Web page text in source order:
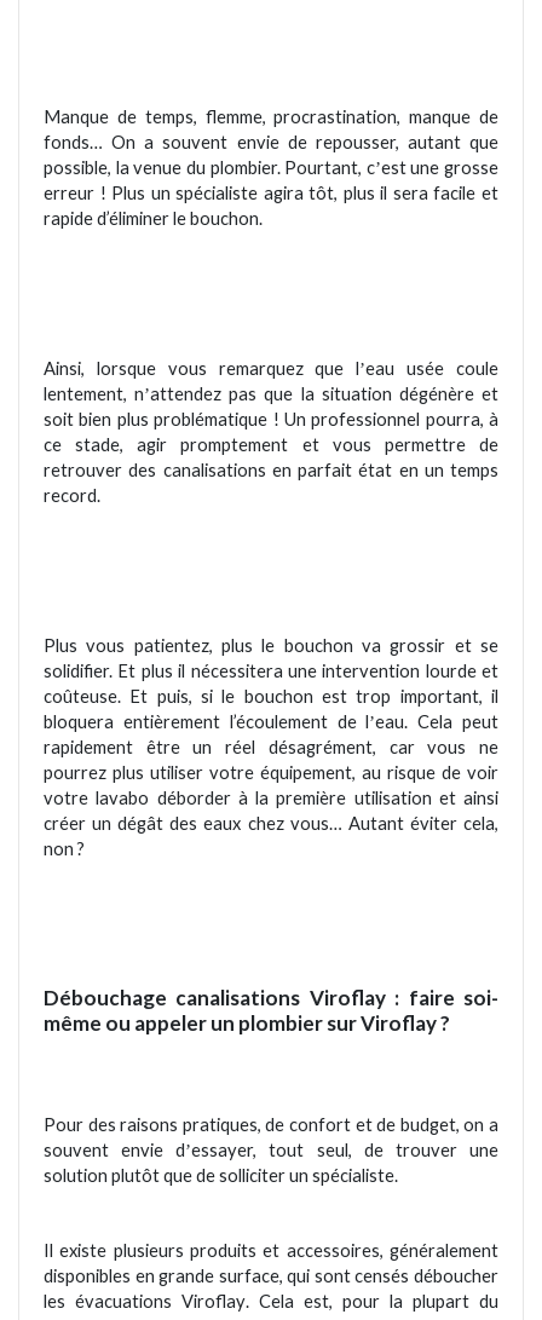
Manque de temps, flemme, procrastination, manque de
fonds… On a souvent envie de repousser, autant que
possible, la venue du plombier.Pourtant, c’est une grosse
erreur ! Plus un spécialiste agira tôt, plus il sera facile et
rapide d’éliminer le bouchon.
Ainsi, lorsque vous remarquez que l’eau usée coule
lentement, n’attendez pas que la situation dégénère et
soit bien plus problématique ! Un professionnel pourra, à
ce stade, agir promptement et vous permettre de
retrouver des canalisations en parfait état en un temps
record.
Plus vous patientez, plus le bouchon va grossir et se
solidifier. Et plus il nécessitera une intervention lourde et
coûteuse. Et puis, si le bouchon est trop important, il
bloquera entièrement l’écoulement de l’eau. Cela peut
rapidement être un réel désagrément, car vous ne
pourrez plus utiliser votre équipement, au risque de voir
votre lavabo déborder à la première utilisation et ainsi
créer un dégât des eaux chez vous… Autant éviter cela,
non ?
Débouchage canalisations Viroflay : faire soi-
même ou appeler un plombier surViroflay?
Pour des raisons pratiques, de confort et de budget, on a
souvent envie d’essayer, tout seul, de trouver une
solution plutôt que de solliciter un spécialiste.
Il existe plusieurs produits et accessoires, généralement
disponibles en grande surface, qui sont censés déboucher
les évacuations Viroflay. Cela est, pour la plupart du